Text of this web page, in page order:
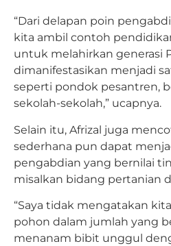
“Dari delapan poin
kita ambil contoh
untuk melahirkan generasi
dimanifestasikan menjadi
seperti pondok pesantren,
sekolah-sekolah,” ucapnya.
Selain itu, Afrizal juga
sederhana pun dapat
pengabdian yang bernilai
misalkan bidang pertanian
“Saya tidak mengatakan
pohon dalam jumlah yang
menanam bibit unggul